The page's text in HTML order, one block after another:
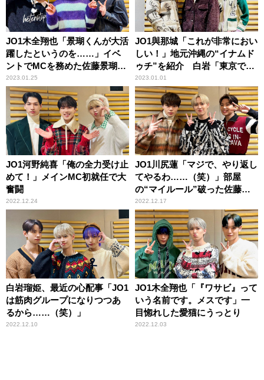
JO1木全翔也「景瑚くんが大活
躍したというのを……」イベ
ントでMCを務めた佐藤景瑚を
称賛
2023.01.25
JO1與那城「これが非常におい
しい！」地元沖縄の“イナムド
ゥチ”を紹介 白岩「東京でい
う、お雑煮なのかな」
2023.01.01
JO1河野純喜「俺の全力受け止
めて！」メインMC初就任で大
奮闘
2022.12.24
JO1川尻蓮「マジで、やり返し
てやるわ……（笑）」部屋
の“マイルール”破った佐藤景
瑚に反撃予告
2022.12.17
白岩瑠姫、最近の心配事「JO1
は筋肉グループになりつつあ
るから……（笑）」
2022.12.10
JO1木全翔也「『ワサビ』って
いう名前です。メスです」一
目惚れした愛猫にうっとり
2022.12.03